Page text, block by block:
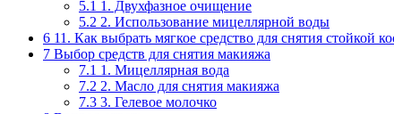
5.1 1. Двухфазное очищение
5.2 2. Использование мицеллярной воды
6 11. Как выбрать мягкое средство для снятия стойкой
7 Выбор средств для снятия макияжа
7.1 1. Мицеллярная вода
7.2 2. Масло для снятия макияжа
7.3 3. Гелевое молочко